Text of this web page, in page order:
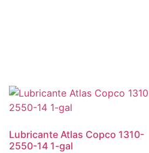
Lubricante Atlas Copco 1310-
2550-14 1-gal